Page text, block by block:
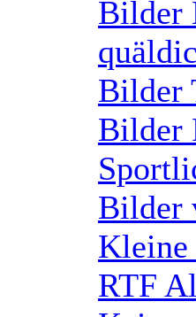
Bilder
Bilder
Bilder
Bilder
Kleine
RTF